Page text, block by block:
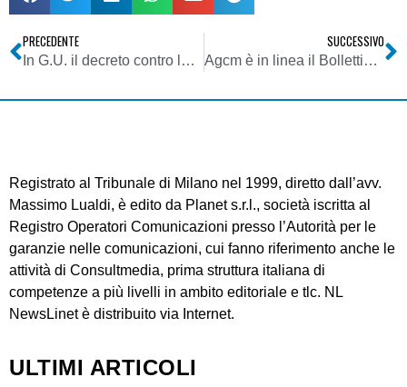
PRECEDENTE
In G.U. il decreto contro la pedopornografia
SUCCESSIVO
Agcm è in linea il Bollettino 3/2007
Registrato al Tribunale di Milano nel 1999, diretto dall’avv.
Massimo Lualdi, è edito da Planet s.r.l., società iscritta al
Registro Operatori Comunicazioni presso l’Autorità per le
garanzie nelle comunicazioni, cui fanno riferimento anche le
attività di Consultmedia, prima struttura italiana di
competenze a più livelli in ambito editoriale e tlc. NL
NewsLinet è distribuito via Internet.
ULTIMI ARTICOLI